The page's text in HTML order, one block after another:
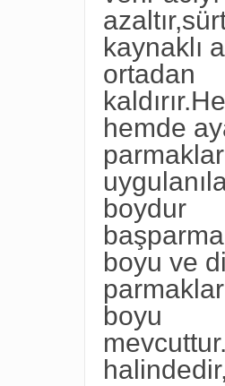
kaynaklı
ortadan
hemde
boydur
boyu ve
boyu